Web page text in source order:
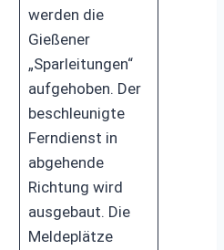
werden die
Gießener
„Sparleitungen“
aufgehoben. Der
beschleunigte
Ferndienst in
abgehende
Richtung wird
ausgebaut. Die
Meldeplätze